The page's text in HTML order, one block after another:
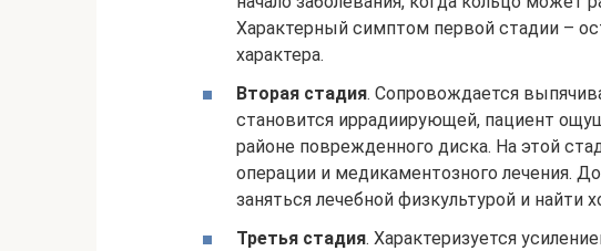
Характерный симптом первой стадии –
характера.
Вторая стадия. Сопровождается
становится иррадиирующей, пациент
районе поврежденного диска. На этой
операции и медикаментозного лечения.
заняться лечебной физкультурой и найти
Третья стадия. Характеризуется